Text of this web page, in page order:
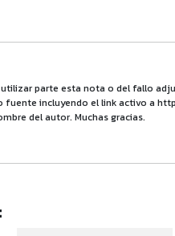
parte esta nota o del fallo
incluyendo el link activo a
del autor. Muchas gracias.